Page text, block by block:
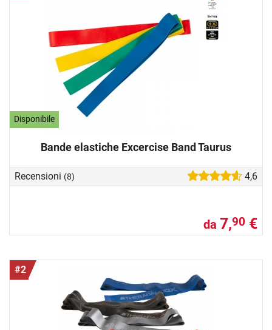
Disponibile
Bande elastiche Excercise Band Taurus
Recensioni (8) 4,6
da 7,90 €
#2